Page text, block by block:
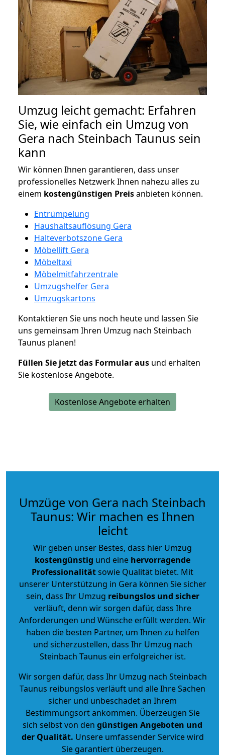
Umzug leicht gemacht: Erfahren
Sie, wie einfach ein Umzug von
Gera nach Steinbach Taunus sein
kann
Wir können Ihnen garantieren, dass unser
professionelles Netzwerk Ihnen nahezu alles zu
einem kostengünstigen Preisanbieten können.
Entrümpelung
Haushaltsauflösung Gera
Halteverbotszone Gera
Möbellift Gera
Möbeltaxi
Möbelmitfahrzentrale
Umzugshelfer Gera
Umzugskartons
Kontaktieren Sie uns noch heute und lassen Sie
uns gemeinsam Ihren Umzug nach Steinbach
Taunus planen!
Füllen Sie jetzt das Formular aus und erhalten
Sie kostenlose Angebote.
Kostenlose Angebote erhalten
Umzüge von Gera nach Steinbach
Taunus: Wir machen es Ihnen
leicht
Wir geben unser Bestes, dass hier Umzug
kostengünstig und eine hervorragende
Professionalitätsowie Qualität bietet. Mit
unserer Unterstützung in Gera können Sie sicher
sein, dass Ihr Umzug reibungslos und sicher
verläuft, denn wir sorgen dafür, dass Ihre
Anforderungen und Wünsche erfüllt werden. Wir
haben die besten Partner, um Ihnen zu helfen
und sicherzustellen, dass Ihr Umzug nach
Steinbach Taunus ein erfolgreicher ist.
Wir sorgen dafür, dass Ihr Umzug nach Steinbach
Taunus reibungslos verläuft und alle Ihre Sachen
sicher und unbeschadet an Ihrem
Bestimmungsort ankommen. Überzeugen Sie
sich selbst von den günstigen Angeboten und
der Qualität. Unsere umfassender Service wird
Sie garantiert überzeugen.